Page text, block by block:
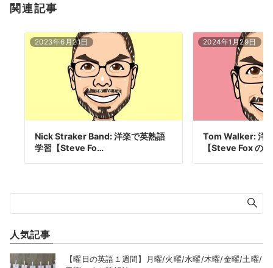
関連記事
2023年6月21日
Nick Straker Band: 洋楽で英熟語
学習【Steve Fo…
2024年1月29日
Tom Walker: 洋
【Steve Fox の
人気記事
【曜日の英語１週間】月曜/火曜/水曜/木曜/金曜/土曜/